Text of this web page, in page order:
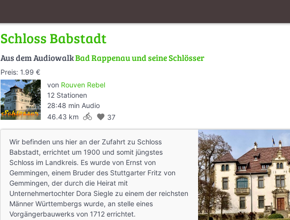
Schloss Babstadt
Aus dem AudiowalkBad Rappenau und seine Schlösser
Preis: 1.99 €
von Rouven Rebel
12 Stationen
28:48 min Audio
46.43 km directions_bike favorite 37
Wir befinden uns hier an der Zufahrt zu Schloss
Babstadt, errichtet um 1900 und somit jüngstes
Schloss im Landkreis. Es wurde von Ernst von
Gemmingen, einem Bruder des Stuttgarter Fritz von
Gemmingen, der durch die Heirat mit
Unternehmertochter Dora Siegle zu einem der reichsten
Männer Württembergs wurde, an stelle eines
Vorgängerbauwerks von 1712 errichtet.